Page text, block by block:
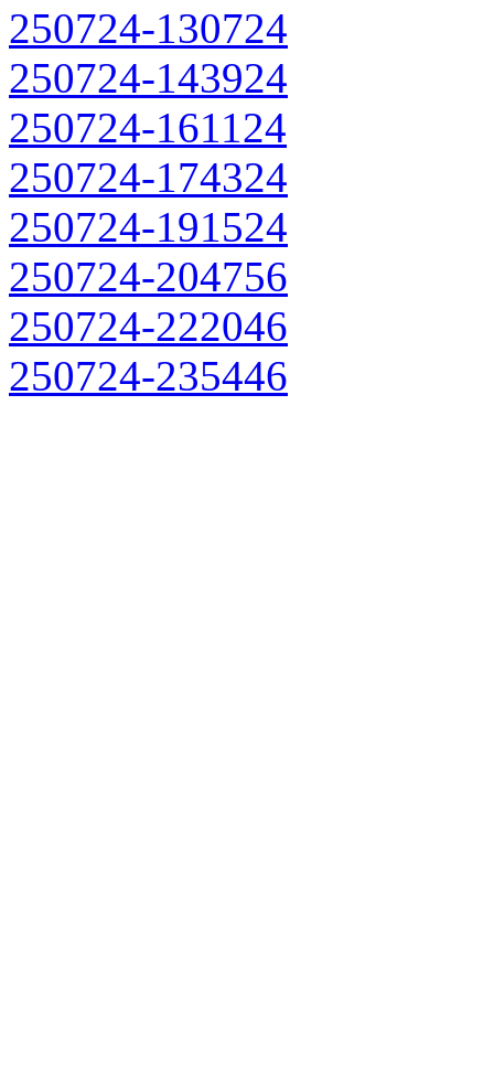
250724-130724
250724-143924
250724-161124
250724-174324
250724-191524
250724-204756
250724-222046
250724-235446